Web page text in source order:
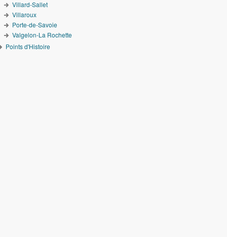
Villard-Sallet
Villaroux
Porte-de-Savoie
Valgelon-La Rochette
Points d'Histoire